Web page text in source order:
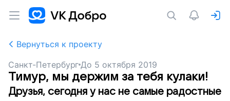
Вернуться к проекту
Санкт-Петербург До 5 октября 2019
Тимур, мы держим за тебя кулаки!
Друзья, сегодня у нас не самые радостные